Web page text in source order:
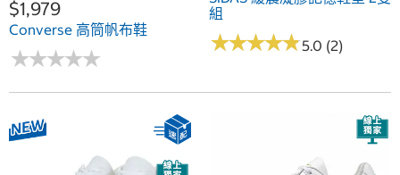
$1,979
Converse 高筒帆布鞋
★★★★★
★★★★★
組
★★★★★
★★★★★5.0 (2)